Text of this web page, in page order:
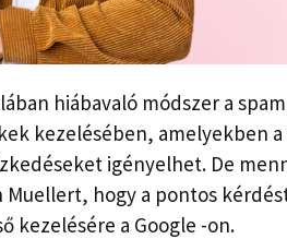
hiábavaló módszer a
kezelésében, amelyekben a
igényelhet. De
hogy a pontos
kezelésére a Google -on.